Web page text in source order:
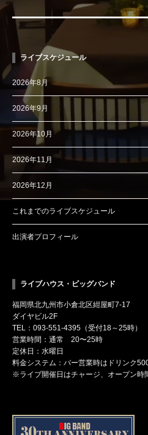
ライブスケジュール
2026年8月
2026年9月
2026年10月
2026年11月
2026年12月
これまでのライブスケジュール
出演者プロフィール
ライブハウス・ビッグバンド
福岡県北九州市小倉北区紺屋町7-17
ダイヤビル2F
TEL：093-551-4395（受付18～25時）
営業時間：通常 20〜25時
定休日：水曜日
料金システム：バー営業時はドリンク
※ライブ開催日はチャージ、オープン時